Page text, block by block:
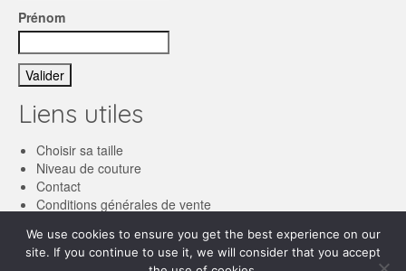
Prénom
Liens utiles
Choisir sa taille
Niveau de couture
Contact
Conditions générales de vente
We use cookies to ensure you get the best experience on our
site. If you continue to use it, we will consider that you accept